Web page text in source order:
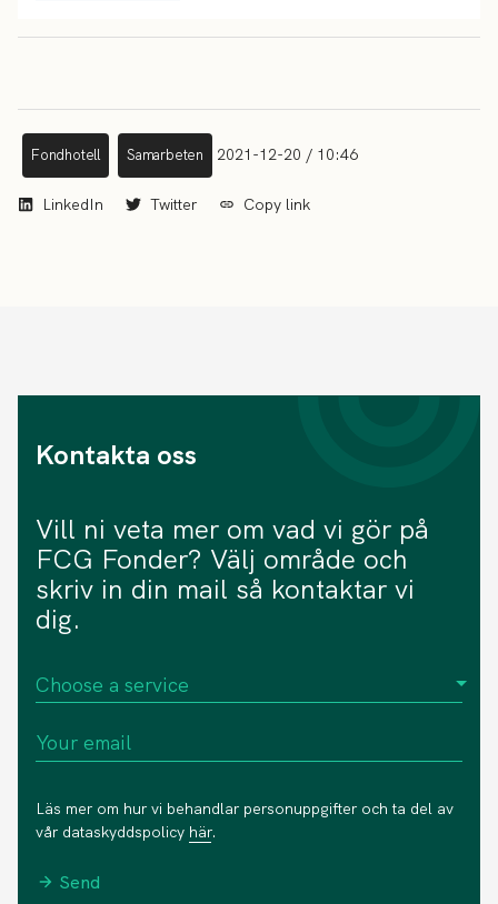
Fondhotell Samarbeten 2021-12-20 / 10:46
LinkedIn Twitter Copy link
Kontakta oss
Vill ni veta mer om vad vi gör på
FCG Fonder? Välj område och
skriv in din mail så kontaktar vi
dig.
Läs mer om hur vi behandlar personuppgifter och ta del av
vår dataskyddspolicy här.
Send